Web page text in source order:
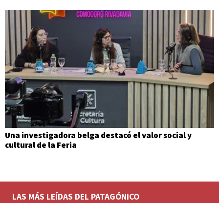
Una investigadora belga destacó el valor social y
cultural de la Feria
LAS MÁS LEÍDAS DEL PATAGÓNICO